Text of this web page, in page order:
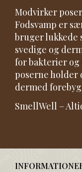
Modvirker
Fodsvamp er
bruger lukkede
svedige og
for bakterier og
poserne holder
dermed
SmellWell –